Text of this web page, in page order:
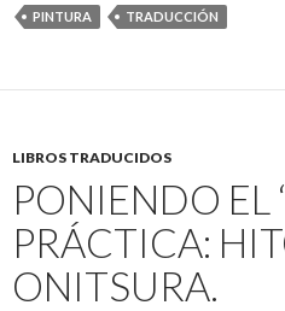
PINTURA TRADUCCIÓN
LIBROS TRADUCIDOS
PONIENDO EL
PRÁCTICA:
ONITSURA.